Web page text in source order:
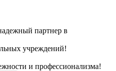
партнер в
учреждений!
и профессионализма!